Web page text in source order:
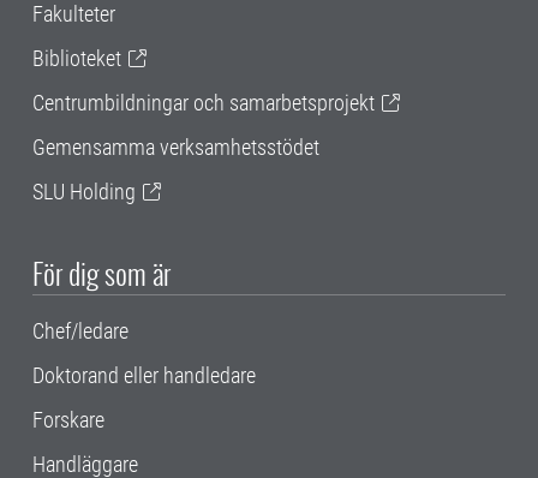
Fakulteter
Biblioteket
Centrumbildningar och samarbetsprojekt
Gemensamma verksamhetsstödet
SLU Holding
För dig som är
Chef/ledare
Doktorand eller handledare
Forskare
Handläggare